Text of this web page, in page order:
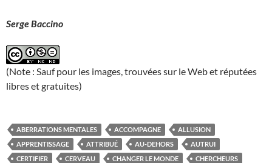
Serge Baccino
(Note : Sauf pour les images, trouvées sur le Web et réputées
libres et gratuites)
ABERRATIONS MENTALES ACCOMPAGNE
ALLUSION
APPRENTISSAGE
ATTRIBUÉ AU-DEHORS
AUTRUI
CERTIFIER
CERVEAU CHANGER LE MONDE
CHERCHEURS